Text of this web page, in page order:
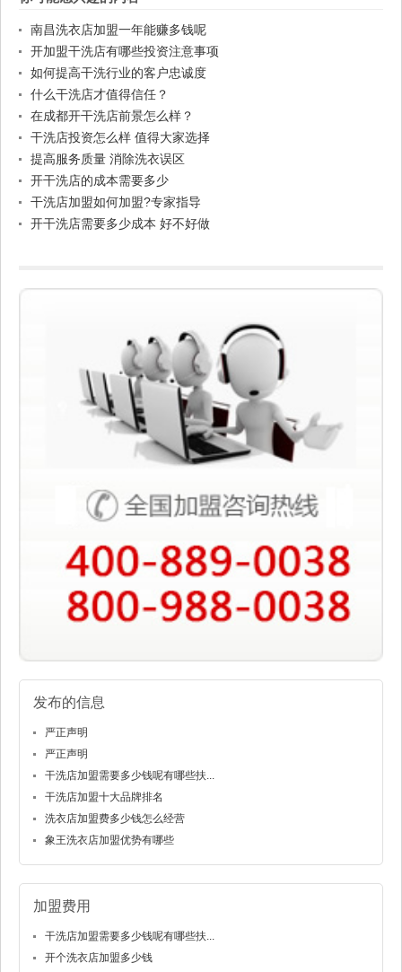
南昌洗衣店加盟一年能赚多钱呢
开加盟干洗店有哪些投资注意事项
如何提高干洗行业的客户忠诚度
什么干洗店才值得信任？
在成都开干洗店前景怎么样？
干洗店投资怎么样 值得大家选择
提高服务质量 消除洗衣误区
开干洗店的成本需要多少
干洗店加盟如何加盟?专家指导
开干洗店需要多少成本 好不好做
发布的信息
严正声明
严正声明
干洗店加盟需要多少钱呢有哪些扶...
干洗店加盟十大品牌排名
洗衣店加盟费多少钱怎么经营
象王洗衣店加盟优势有哪些
加盟费用
干洗店加盟需要多少钱呢有哪些扶...
开个洗衣店加盟多少钱